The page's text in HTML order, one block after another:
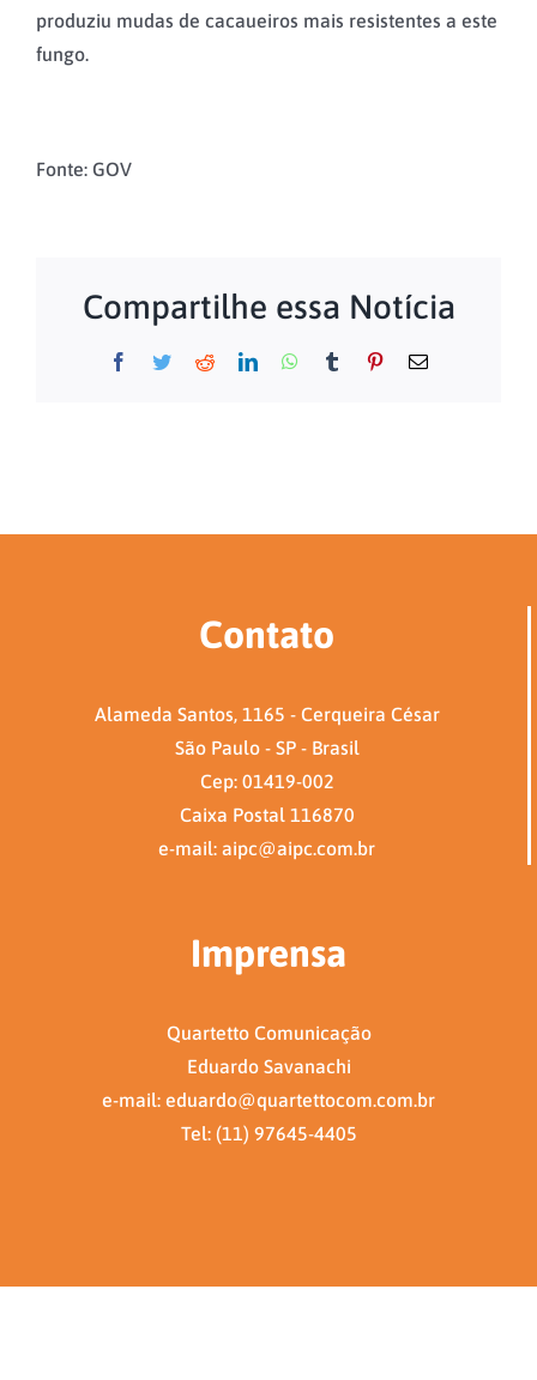
produziu mudas de cacaueiros mais resistentes a este
fungo.
Fonte: GOV
Compartilhe essa Notícia
Facebook
TwitterRedditLinkedInWhatsApp
Tumblr Pinterest
E-
Contato
Alameda Santos, 1165 - Cerqueira César
São Paulo - SP - Brasil
Cep: 01419-002
Caixa Postal 116870
e-mail: aipc@aipc.com.br
Imprensa
Quartetto Comunicação
Eduardo Savanachi
e-mail: eduardo@quartettocom.com.br
Tel: (11) 97645-4405